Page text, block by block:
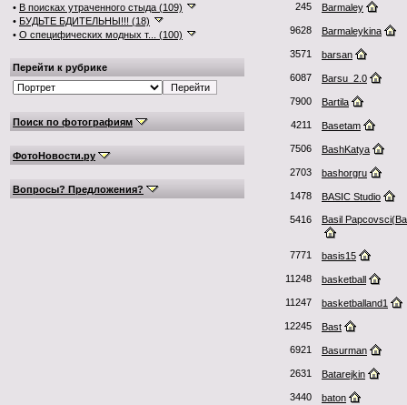
• В поисках утраченного стыда (109)
• БУДЬТЕ БДИТЕЛЬНЫ!!! (18)
• О специфических модных т... (100)
Перейти к рубрике
Поиск по фотографиям
ФотоНовости.ру
Вопросы? Предложения?
245 Barmaley
9628 Barmaleykina
3571 barsan
6087 Barsu_2.0
7900 Bartila
4211 Basetam
7506 BashKatya
2703 bashorgru
1478 BASIC Studio
5416 Basil
7771 basis15
11248 basketball
11247 basketballand1
12245 Bast
6921 Basurman
2631 Batarejkin
3440 baton